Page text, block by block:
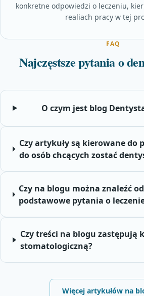
konkretne odpowiedzi o leczeniu,
realiach pracy w tej
FAQ
Najczęstsze pytania o
O czym jest blog
Czy artykuły są kierowane do
do osób chcących zostać
Czy na blogu można znaleźć
podstawowe pytania o
Czy treści na blogu zastępują
stomatologiczną?
Więcej artykułów na